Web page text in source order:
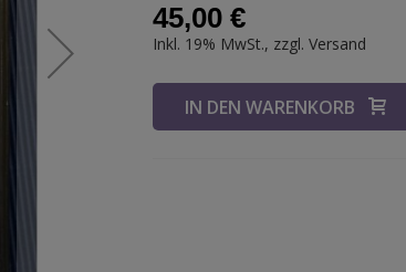
45,00 €
Inkl. 19% MwSt., zzgl.Versand
IN DEN WARENKORB